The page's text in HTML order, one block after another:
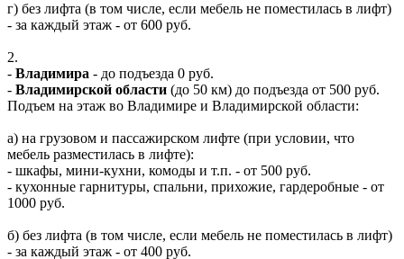
г) без лифта (в том числе, если мебель не поместилась в лифт)
- за каждый этаж - от 600 руб.
2.
- Владимира - до подъезда 0 руб.
- Владимирской области (до 50 км) до подъезда от 500 руб.
Подъем на этаж во Владимире и Владимирской области:
а) на грузовом и пассажирском лифте (при условии, что
мебель разместилась в лифте):
- шкафы, мини-кухни, комоды и т.п. - от 500 руб.
- кухонные гарнитуры, спальни, прихожие, гардеробные - от
1000 руб.
б) без лифта (в том числе, если мебель не поместилась в лифт)
- за каждый этаж - от 400 руб.